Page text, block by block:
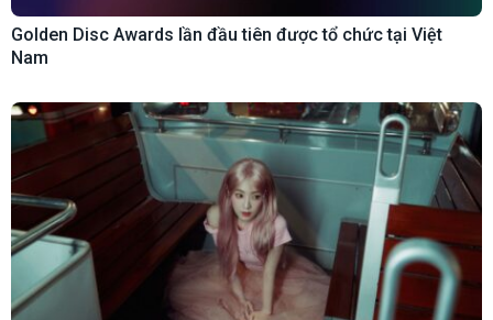
Golden Disc Awards lần đầu tiên được tổ chức tại Việt
Nam